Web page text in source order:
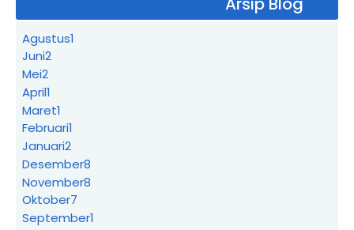
Agustus1
Juni2
Mei2
April1
Maret1
Februari1
Januari2
Desember8
November8
Oktober7
September1